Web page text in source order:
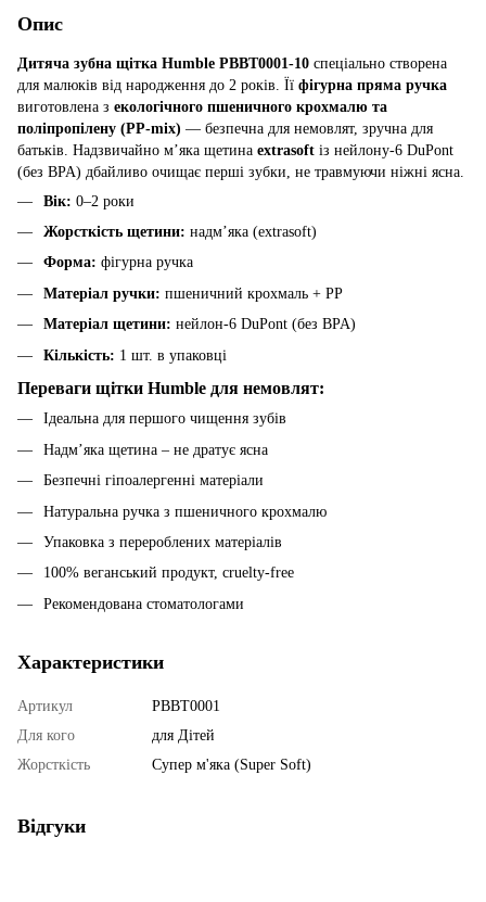
Опис
Дитяча зубна щітка Humble PBBT0001-10 спеціально створена
для малюків від народження до 2 років. Її фігурна пряма ручка
виготовлена з екологічного пшеничного крохмалю та
поліпропілену (PP-mix) — безпечна для немовлят, зручна для
батьків. Надзвичайно м’яка щетина extrasoft із нейлону-6 DuPont
(без BPA) дбайливо очищає перші зубки, не травмуючи ніжні ясна.
Вік: 0–2 роки
Жорсткість щетини: надм’яка (extrasoft)
Форма: фігурна ручка
Матеріал ручки: пшеничний крохмаль + PP
Матеріал щетини: нейлон-6 DuPont (без BPA)
Кількість: 1 шт. в упаковці
Переваги щітки Humble для немовлят:
Ідеальна для першого чищення зубів
Надм’яка щетина – не дратує ясна
Безпечні гіпоалергенні матеріали
Натуральна ручка з пшеничного крохмалю
Упаковка з перероблених матеріалів
100% веганський продукт, cruelty-free
Рекомендована стоматологами
Характеристики
Артикул
РВВТ0001
Для кого
для Дітей
Жорсткість
Супер м'яка (Super Soft)
Відгуки